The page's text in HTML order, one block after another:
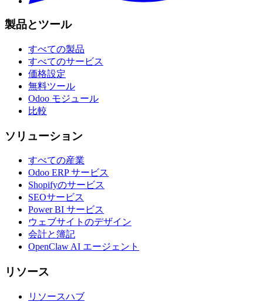
製品とツール
すべての製品
すべてのサービス
価格設定
無料ツール
Odoo モジュール
比較
ソリューション
すべての産業
Odoo ERP サービス
Shopifyのサービス
SEOサービス
Power BI サービス
ウェブサイトのデザイン
会計と簿記
OpenClaw AI エージェント
リソース
リソースハブ